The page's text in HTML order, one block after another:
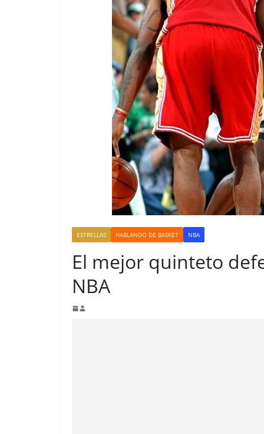
ESTRELLAS HABLANDO DE BASKET NBA
El mejor quinteto
NBA